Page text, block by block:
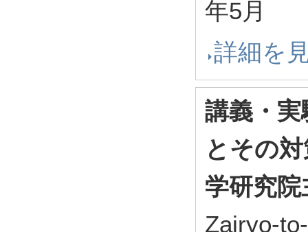
年5月
詳細を
講義・
とその
学研究
Zairyo-